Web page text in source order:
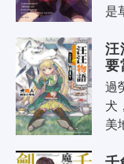
是
靈
汪
要
過
犬
美